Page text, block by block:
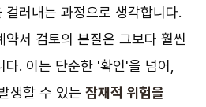
러내는 과정으로 생각합니다.
서 검토의 본질은 그보다 훨씬
다. 이는 단순한 '확인'을 넘어,
생할 수 있는 잠재적 위험을